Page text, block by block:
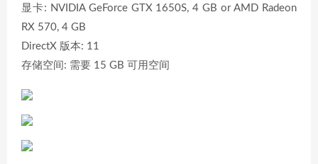
显卡: NVIDIA GeForce GTX 1650S, 4 GB or AMD Radeon
RX 570, 4 GB
DirectX 版本: 11
存储空间: 需要 15 GB 可用空间